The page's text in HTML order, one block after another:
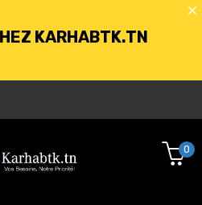
KARHABTK.TN
0